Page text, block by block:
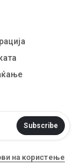
Subscribe
на користење